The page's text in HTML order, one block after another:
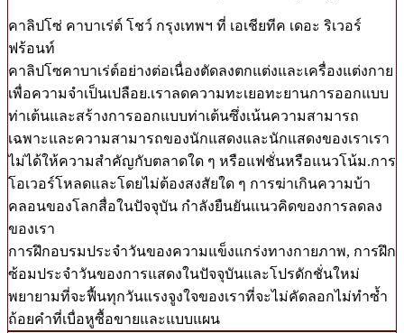
คาลิปโซ่ คาบาเร่ต์ โชว์ กรุงเทพฯ ที่ เอเชียทีค เดอะ ริเวอร์
ฟร้อนท์
คาลิปโซคาบาเร่ต์อย่างต่อเนื่องตัดลงตกแต่งและเครื่องแต่งกาย
เพื่อความจำเป็นเปลือย.เราลดความทะเยอทะยานการออกแบบ
ท่าเต้นและสร้างการออกแบบท่าเต้นซึ่งเน้นความสามารถ
เฉพาะและความสามารถของนักแสดงและนักแสดงของเราเรา
ไม่ได้ให้ความสำคัญกับตลาดใด ๆ หรือแฟชั่นหรือแนวโน้ม.การ
โอเวอร์โหลดและโดยไม่ต้องสงสัยใด ๆ การฆ่าเกินความบ้า
คลอนของโลกสื่อในปัจจุบัน กำลังยืนยันแนวคิดของการลดลง
ของเรา
การฝึกอบรมประจำวันของความแข็งแกร่งทางกายภาพ, การฝึก
ซ้อมประจำวันของการแสดงในปัจจุบันและโปรดักชั่นใหม่
พยายามที่จะฟื้นทุกวันแรงจูงใจของเราที่จะไม่คัดลอกไม่ทำซ้ำ
ถ้อยคำที่เบื่อหูซื้อขายและแบบแผน